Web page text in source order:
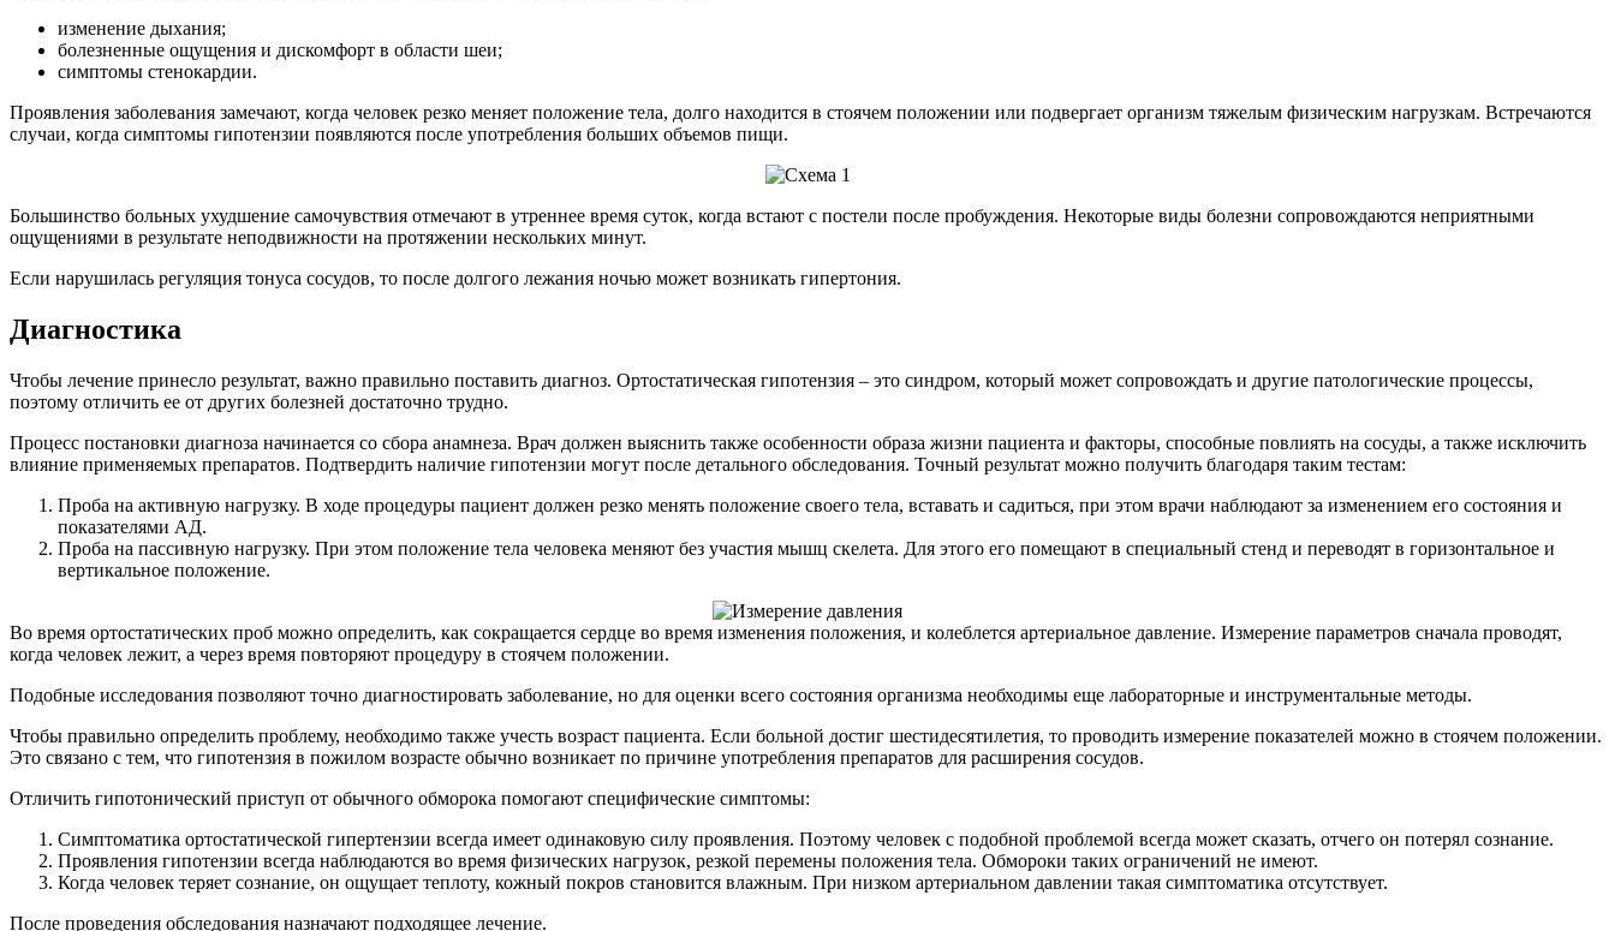
изменение дыхания;
болезненные ощущения и дискомфорт в области шеи;
симптомы стенокардии.
Проявления заболевания замечают, когда человек резко меняет положение тела, долго находится в стоячем положении или подвергает организм тяжелым физическим нагрузкам. Встречаются
случаи, когда симптомы гипотензии появляются после употребления больших объемов пищи.
Большинство больных ухудшение самочувствия отмечают в утреннее время суток, когда встают с постели после пробуждения. Некоторые виды болезни сопровождаются неприятными
ощущениями в результате неподвижности на протяжении нескольких минут.
Если нарушилась регуляция тонуса сосудов, то после долгого лежания ночью может возникать гипертония.
Диагностика
Чтобы лечение принесло результат, важно правильно поставить диагноз. Ортостатическая гипотензия – это синдром, который может сопровождать и другие патологические процессы,
поэтому отличить ее от других болезней достаточно трудно.
Процесс постановки диагноза начинается со сбора анамнеза. Врач должен выяснить также особенности образа жизни пациента и факторы, способные повлиять на сосуды, а также исключить
влияние применяемых препаратов. Подтвердить наличие гипотензии могут после детального обследования. Точный результат можно получить благодаря таким тестам:
Проба на активную нагрузку. В ходе процедуры пациент должен резко менять положение своего тела, вставать и садиться, при этом врачи наблюдают за изменением его состояния и
показателями АД.
Проба на пассивную нагрузку. При этом положение тела человека меняют без участия мышц скелета. Для этого его помещают в специальный стенд и переводят в горизонтальное и
вертикальное положение.
Во время ортостатических проб можно определить, как сокращается сердце во время изменения положения, и колеблется артериальное давление. Измерение параметров сначала проводят,
когда человек лежит, а через время повторяют процедуру в стоячем положении.
Подобные исследования позволяют точно диагностировать заболевание, но для оценки всего состояния организма необходимы еще лабораторные и инструментальные методы.
Чтобы правильно определить проблему, необходимо также учесть возраст пациента. Если больной достиг шестидесятилетия, то проводить измерение показателей можно в стоячем положении.
Это связано с тем, что гипотензия в пожилом возрасте обычно возникает по причине употребления препаратов для расширения сосудов.
Отличить гипотонический приступ от обычного обморока помогают специфические симптомы:
Симптоматика ортостатической гипертензии всегда имеет одинаковую силу проявления. Поэтому человек с подобной проблемой всегда может сказать, отчего он потерял сознание.
Проявления гипотензии всегда наблюдаются во время физических нагрузок, резкой перемены положения тела. Обмороки таких ограничений не имеют.
Когда человек теряет сознание, он ощущает теплоту, кожный покров становится влажным. При низком артериальном давлении такая симптоматика отсутствует.
После проведения обследования назначают подходящее лечение.